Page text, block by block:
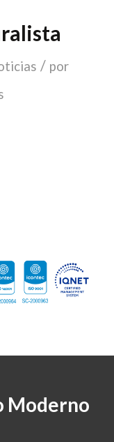
/ por
Moderno